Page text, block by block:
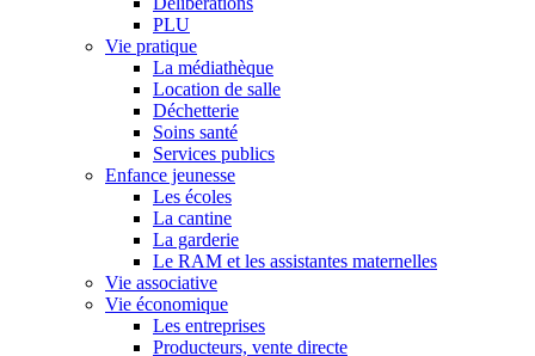
PLU
Vie pratique
La médiathèque
Location de salle
Déchetterie
Soins santé
Services publics
Enfance jeunesse
Les écoles
La cantine
La garderie
Le RAM et les assistantes maternelles
Vie associative
Vie économique
Les entreprises
Producteurs, vente directe